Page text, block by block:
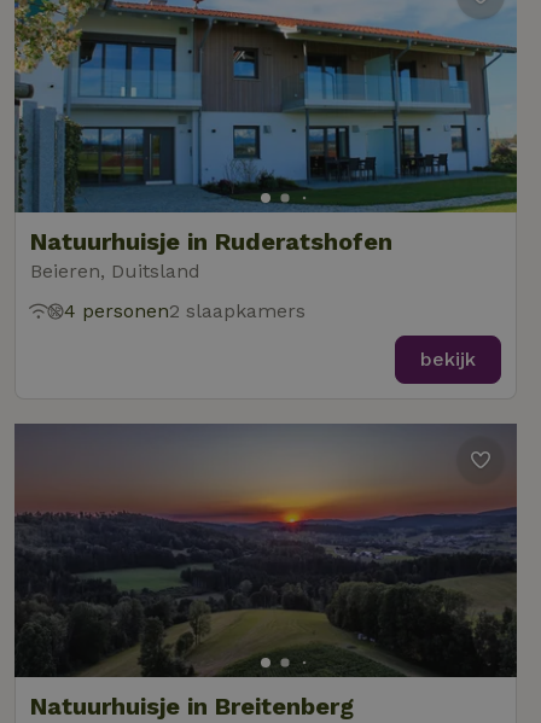
Natuurhuisje in Ruderatshofen
Beieren, Duitsland
4 personen2 slaapkamers
bekijk
Natuurhuisje in Breitenberg